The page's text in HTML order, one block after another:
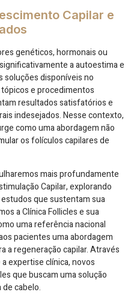
Capilar e
genéticos, hormonais ou
a autoestima e
soluções disponíveis no
e procedimentos
resultados satisfatórios e
indesejados. Nesse contexto,
como uma abordagem não
os folículos capilares de
mais profundamente
Capilar, explorando
que sustentam sua
a Clínica Follicles e sua
uma referência nacional
pacientes uma abordagem
a regeneração capilar. Através
expertise clínica, novos
que buscam uma solução
cabelo.